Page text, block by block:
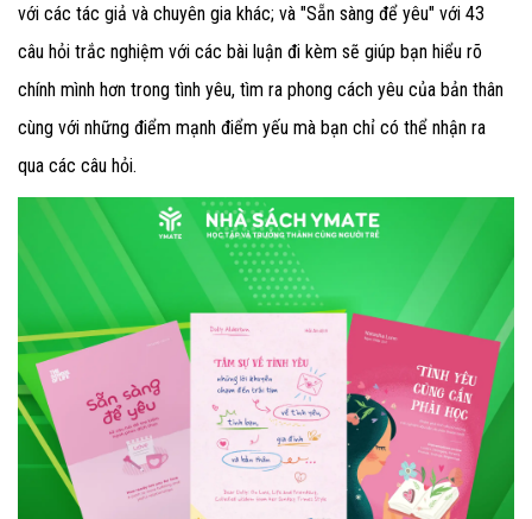
với các tác giả và chuyên gia khác; và "Sẵn sàng để yêu" với 43
câu hỏi trắc nghiệm với các bài luận đi kèm sẽ giúp bạn hiểu rõ
chính mình hơn trong tình yêu, tìm ra phong cách yêu của bản thân
cùng với những điểm mạnh điểm yếu mà bạn chỉ có thể nhận ra
qua các câu hỏi.